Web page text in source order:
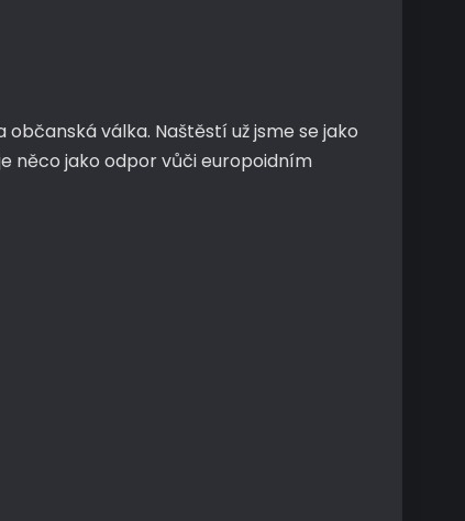
válka. Naštěstí už jsme se jako
něco jako odpor vůči europoidním